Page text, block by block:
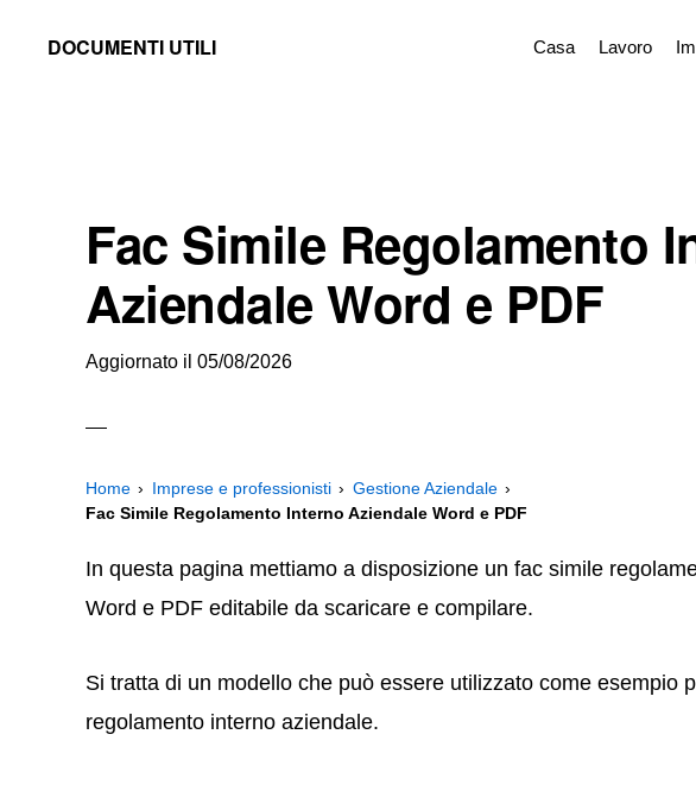
DOCUMENTI UTILI
Stampare
Casa Lavoro
Fac Simile Regolamento
Aziendale Word e PDF
Aggiornato il 05/08/2026
Home Imprese e professionisti
Gestione Aziendale
Fac Simile Regolamento Interno Aziendale Word e PDF
In questa pagina mettiamo a disposizione un fac simile
Word e PDF editabile da scaricare e compilare.
Si tratta di un modello che può essere utilizzato come esempio
regolamento interno aziendale.